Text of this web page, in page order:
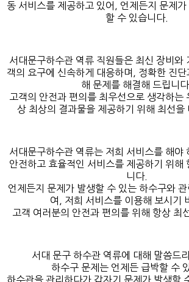
동 서비스를 제공하고 있어, 언제든지 문제가
할 수 있습니다.
서대문구하수관 역류 직원들은 최신 장비와
객의 요구에 신속하게 대응하며, 정확한 진
해 문제를 해결해 드립니다.
고객의 안전과 편의를 최우선으로 생각하는
상 최상의 결과물을 제공하기 위해 최선을
서대문구하수관 역류는 저희 서비스를 해야
안전하고 효율적인 서비스를 제공하기 위해
니다.
언제든지 문제가 발생할 수 있는 하수구와
여, 저희 서비스를 이용해 보시기
고객 여러분의 안전과 편의를 위해 항상 최
서대 문구 하수관 역류에 대해 말씀드
하수구 문제는 언제든 급박할 수
하수관을 관리하다가 갑자기 문제가 발생할